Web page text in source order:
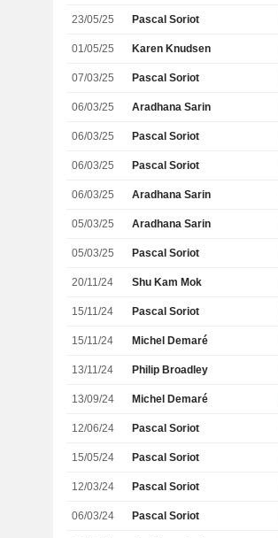
23/05/25 Pascal Soriot
01/05/25 Karen Knudsen
07/03/25 Pascal Soriot
06/03/25 Aradhana Sarin
06/03/25 Pascal Soriot
06/03/25 Pascal Soriot
06/03/25 Aradhana Sarin
05/03/25 Aradhana Sarin
05/03/25 Pascal Soriot
20/11/24 Shu Kam Mok
15/11/24 Pascal Soriot
15/11/24 Michel Demaré
13/11/24 Philip Broadley
13/09/24 Michel Demaré
12/06/24 Pascal Soriot
15/05/24 Pascal Soriot
12/03/24 Pascal Soriot
06/03/24 Pascal Soriot